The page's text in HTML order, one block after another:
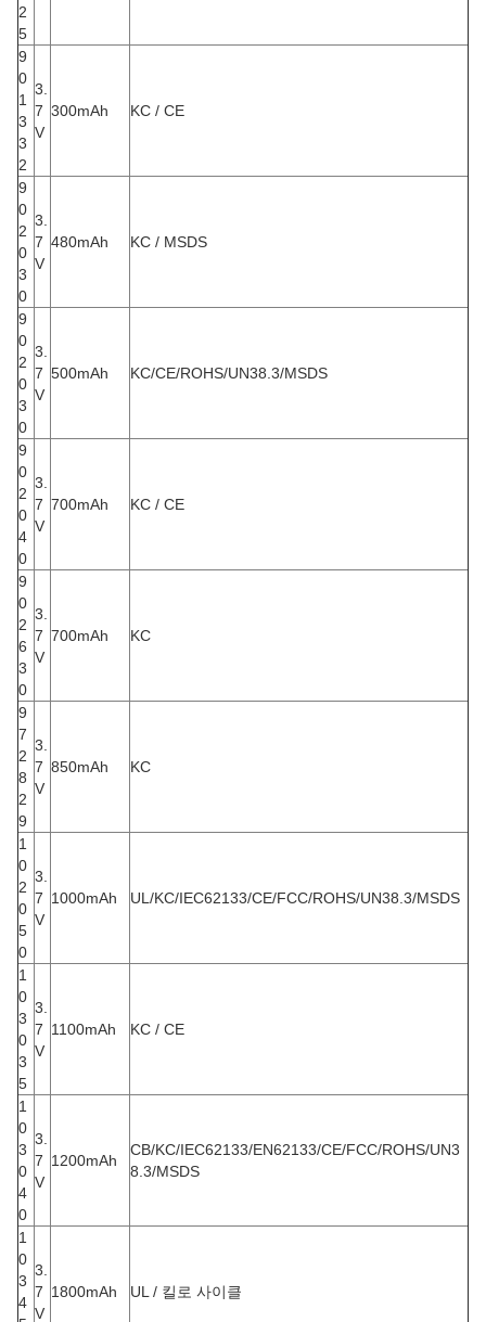
2
5
9
0
1
3
3
2
3.
7
V
300mAh KC / CE
9
0
2
0
3
0
3.
7
V
480mAh KC / MSDS
9
0
2
0
3
0
3.
7
V
500mAh KC/CE/ROHS/UN38.3/MSDS
9
0
2
0
4
0
3.
7
V
700mAh KC / CE
9
0
2
6
3
0
3.
7
V
700mAh KC
9
7
2
8
2
9
3.
7
V
850mAh KC
1
0
2
0
5
0
3.
7
V
1000mAh UL/KC/IEC62133/CE/FCC/ROHS/UN38.3/MSDS
1
0
3
0
3
5
3.
7
V
1100mAh KC / CE
1
0
3
0
4
0
3.
7
V
1200mAh
CB/KC/IEC62133/EN62133/CE/FCC/ROHS/UN3
8.3/MSDS
1
0
3
4
3.
7
V
1800mAh UL / 킬로 사이클